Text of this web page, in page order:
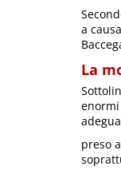
a
La
preso